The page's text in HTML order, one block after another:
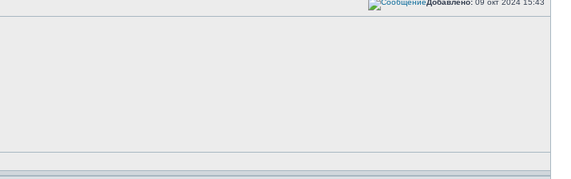
Добавлено: 09 окт 2024 15:43